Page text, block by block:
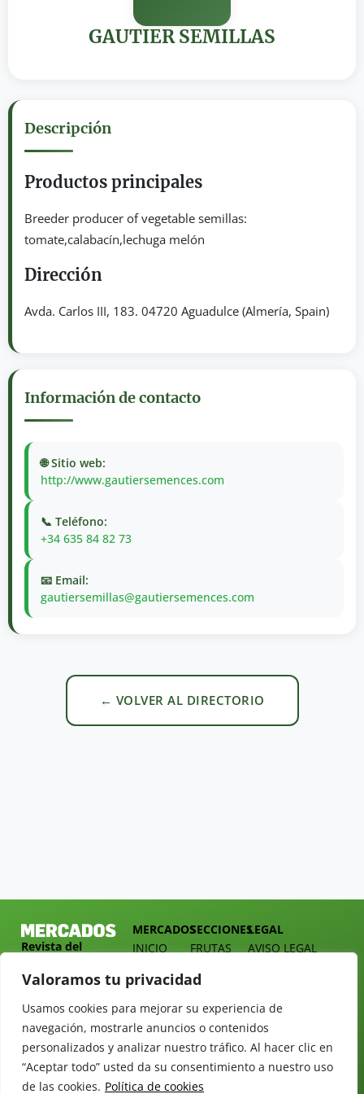
Valoramos tu privacidad
Usamos cookies para mejorar su experiencia de
navegación, mostrarle anuncios o contenidos
personalizados y analizar nuestro tráfico. Al hacer clic en
“Aceptar todo” usted da su consentimiento a nuestro uso
de las cookies. Política de cookies
GAUTIER SEMILLAS
Descripción
Productos principales
Breeder producer of vegetable semillas:
tomate,calabacín,lechuga melón
Dirección
Avda. Carlos III, 183. 04720 Aguadulce (Almería, Spain)
Información de contacto
🌐 Sitio web:
http://www.gautiersemences.com
📞 Teléfono:
+34 635 84 82 73
📧 Email:
gautiersemillas@gautiersemences.com
← VOLVER AL DIRECTORIO
Revista del
Hortofrutícola
C/
Presidente
Cárdenas nº
10.
41013
MERCADOS
INICIO
SOMOS
DOSSIER
Y
TARIFAS
REVISTAS
NEWSLETTER
SECCIONES
FRUTAS
MERCADOS
ALIMENTACIÓN
OPINIÓN
30 DE
30
LEGAL
AVISO LEGAL